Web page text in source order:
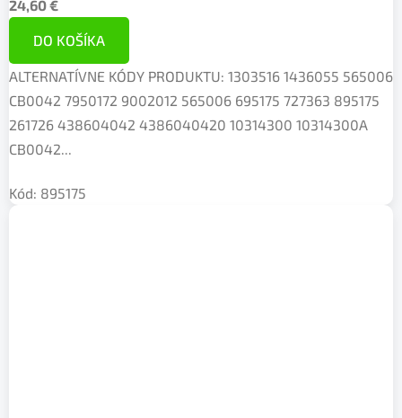
24,60 €
DO KOŠÍKA
ALTERNATÍVNE KÓDY PRODUKTU: 1303516 1436055 565006
CB0042 7950172 9002012 565006 695175 727363 895175
261726 438604042 4386040420 10314300 10314300A
CB0042...
Kód: 895175